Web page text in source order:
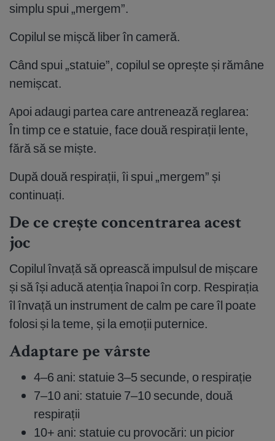
simplu spui „mergem”.
Copilul se mișcă liber în cameră.
Când spui „statuie”, copilul se oprește și rămâne
nemișcat.
Apoi adaugi partea care antrenează reglarea:
În timp ce e statuie, face două respirații lente,
fără să se miște.
După două respirații, îi spui „mergem” și
continuați.
De ce crește concentrarea acest
joc
Copilul învață să oprească impulsul de mișcare
și să își aducă atenția înapoi în corp. Respirația
îl învață un instrument de calm pe care îl poate
folosi și la teme, și la emoții puternice.
Adaptare pe vârste
4–6 ani: statuie 3–5 secunde, o respirație
7–10 ani: statuie 7–10 secunde, două
respirații
10+ ani: statuie cu provocări: un picior